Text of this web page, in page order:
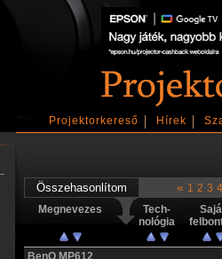
Projektorkereső Hírek
« 1 2 3 4
Megnevezes
Tech-
nológia
BenQ MP612